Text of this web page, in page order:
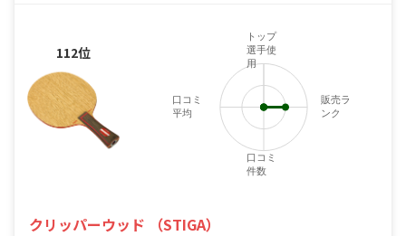
112位
クリッパーウッド （STIGA）
トップ
選手使
用
販売ラ
ンク
口コミ
件数
口コミ
平均